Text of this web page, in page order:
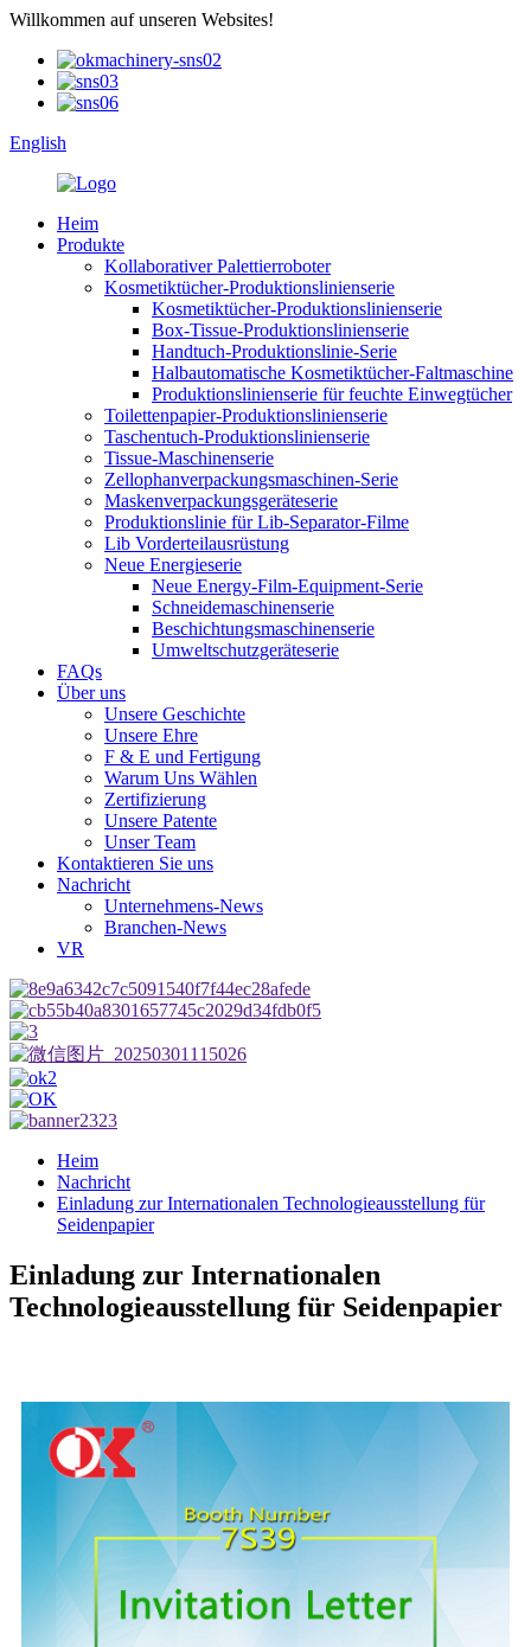
Willkommen auf unseren Websites!
English
Heim
Produkte
Kollaborativer Palettierroboter
Kosmetiktücher-Produktionslinienserie
Kosmetiktücher-Produktionslinienserie
Box-Tissue-Produktionslinienserie
Handtuch-Produktionslinie-Serie
Halbautomatische Kosmetiktücher-Faltmaschine
Produktionslinienserie für feuchte Einwegtücher
Toilettenpapier-Produktionslinienserie
Taschentuch-Produktionslinienserie
Tissue-Maschinenserie
Zellophanverpackungsmaschinen-Serie
Maskenverpackungsgeräteserie
Produktionslinie für Lib-Separator-Filme
Lib Vorderteilausrüstung
Neue Energieserie
Neue Energy-Film-Equipment-Serie
Schneidemaschinenserie
Beschichtungsmaschinenserie
Umweltschutzgeräteserie
FAQs
Über uns
Unsere Geschichte
Unsere Ehre
F & E und Fertigung
Warum Uns Wählen
Zertifizierung
Unsere Patente
Unser Team
Kontaktieren Sie uns
Nachricht
Unternehmens-News
Branchen-News
VR
Heim
Nachricht
Einladung zur Internationalen Technologieausstellung für
Seidenpapier
Einladung zur Internationalen
Technologieausstellung für Seidenpapier